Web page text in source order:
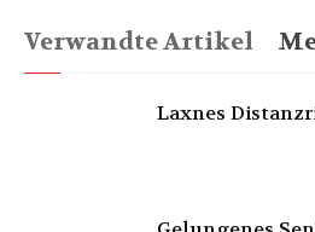
Verwandte Artikel
Laxnes